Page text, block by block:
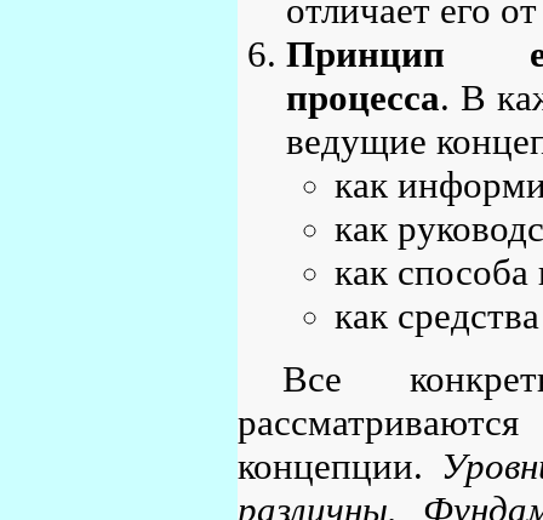
отличает его
Принцип
процесса. В
ведущие
как
как
как
как
Все
концепции.
различны.